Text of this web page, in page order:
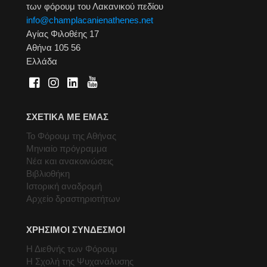
των φόρουμ του Λακανικού πεδίου
info@champlacanienathenes.net
Αγίας Φιλοθέης 17
Αθήνα 105 56
Ελλάδα
ΣΧΕΤΙΚΑ ΜΕ ΕΜΑΣ
Το Φόρουμ της Αθήνας
Μηνιαίο πρόγραμμα
Νέα και ανακοινώσεις
Βιβλιοθήκη
Ιστορική αναδρομή
Αρχείο δραστηριοτήτων
ΧΡΗΣΙΜΟΙ ΣΥΝΔΕΣΜΟΙ
Η Διεθνής των Φόρουμ
Η Σχολή της Ψυχανάλυσης